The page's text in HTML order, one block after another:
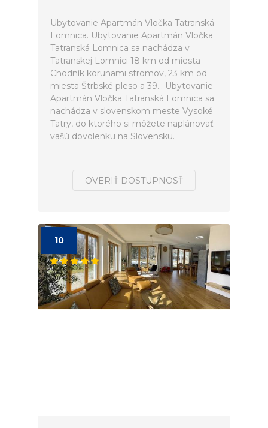
Ubytovanie Apartmán Vločka Tatranská
Lomnica. Ubytovanie Apartmán Vločka
Tatranská Lomnica sa nachádza v
Tatranskej Lomnici 18 km od miesta
Chodník korunami stromov, 23 km od
miesta Štrbské pleso a 39... Ubytovanie
Apartmán Vločka Tatranská Lomnica sa
nachádza v slovenskom meste Vysoké
Tatry, do ktorého si môžete naplánovať
vašú dovolenku na Slovensku.
OVERIŤ DOSTUPNOSŤ
10